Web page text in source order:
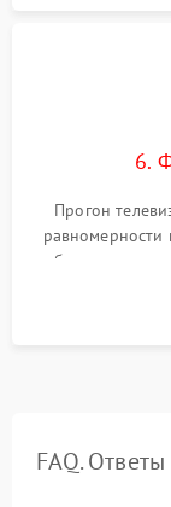
6.
Прогон
равномерности
работы
в
FAQ.